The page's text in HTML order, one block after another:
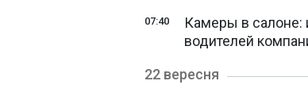
07:40
Камеры в салоне:
водителей
22 вересня